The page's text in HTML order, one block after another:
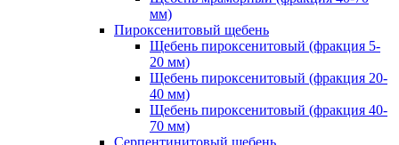
мм)
Пироксенитовый щебень
Щебень пироксенитовый (фракция 5-
20 мм)
Щебень пироксенитовый (фракция 20-
40 мм)
Щебень пироксенитовый (фракция 40-
70 мм)
Серпентинитовый щебень